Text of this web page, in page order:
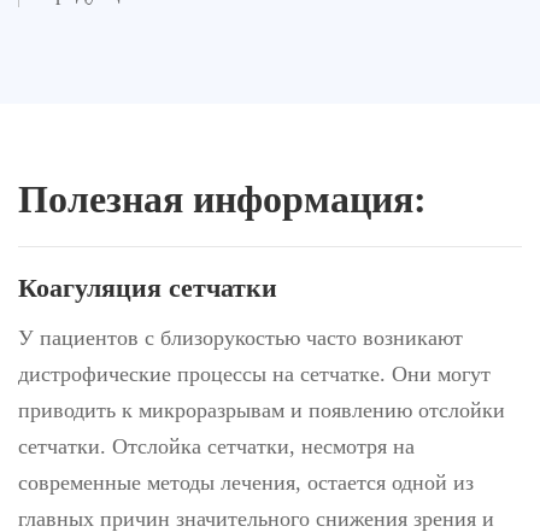
Полезная информация:
Коагуляция сетчатки
У пациентов с близорукостью часто возникают
дистрофические процессы на сетчатке. Они могут
приводить к микроразрывам и появлению отслойки
сетчатки. Отслойка сетчатки, несмотря на
современные методы лечения, остается одной из
главных причин значительного снижения зрения и